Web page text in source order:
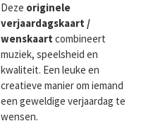
Deze originele
verjaardagskaart /
wenskaart combineert
muziek, speelsheid en
kwaliteit. Een leuke en
creatieve manier om iemand
een geweldige verjaardag te
wensen.